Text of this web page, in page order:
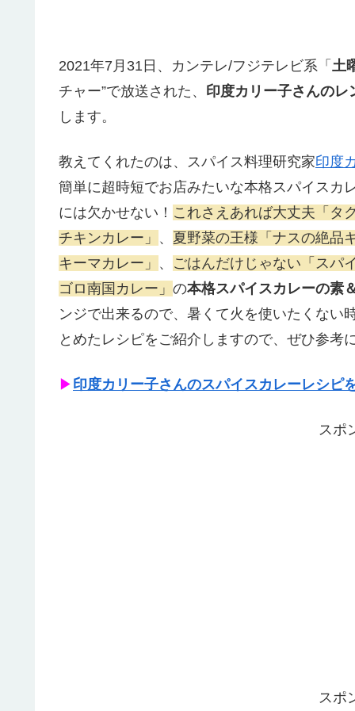
2021年7月31日、カンテレ/フジテレビ系「 土
チャー”で放送された、 印度カリー子さんの
します。
教えてくれたのは、 スパイス料理研究家印度
簡単に超時短でお店みたいな本格スパイスカ
には欠かせない！ これさえあれば大丈夫「タ
チキンカレー」 、 夏野菜の王様「ナスの絶品
キーマカレー」 、 ごはんだけじゃない「スパ
ゴロ南国カレー」 の本格スパイスカレーの素
ンジで出来るので、暑くて火を使いたくない
とめたレシピをご紹介しますので、ぜひ参考
▶ 印度カリー子さんのスパイスカレーレシピ
スポ
スポ